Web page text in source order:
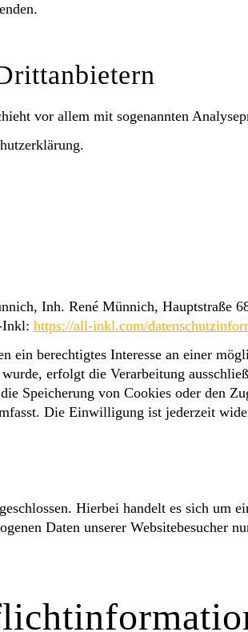
vor allem mit sogenannten
Inh. René Münnich, Hauptstraße
Inkl: https://all-inkl.com/
berechtigtes Interesse an einer
erfolgt die Verarbeitung
Speicherung von Cookies oder den
Die Einwilligung ist jederzeit
Hierbei handelt es sich um
Daten unserer Websitebesucher